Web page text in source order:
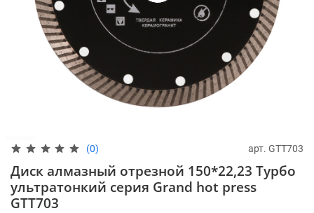
(0) арт. GTT703
Диск алмазный отрезной 150*22,23 Турбо
ультратонкий серия Grand hot press
GTT703